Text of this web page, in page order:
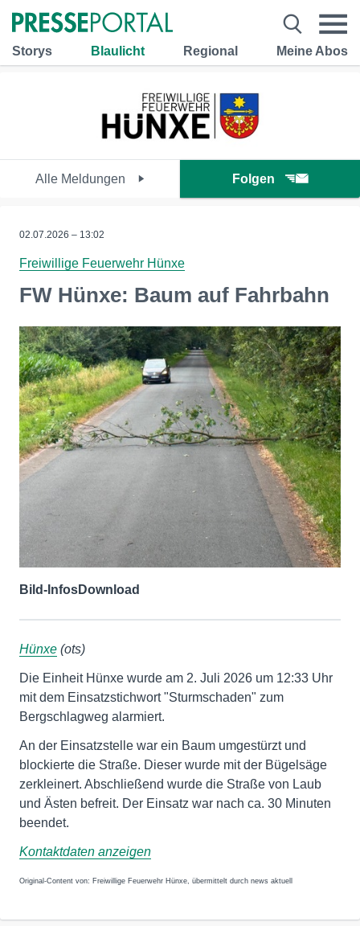
Storys Blaulicht Regional Meine Abos
Alle Meldungen Folgen
02.07.2026 – 13:02
Freiwillige Feuerwehr Hünxe
FW Hünxe: Baum auf Fahrbahn
Bild-InfosDownload
Hünxe (ots)
Die Einheit Hünxe wurde am 2. Juli 2026 um 12:33 Uhr
mit dem Einsatzstichwort "Sturmschaden" zum
Bergschlagweg alarmiert.
An der Einsatzstelle war ein Baum umgestürzt und
blockierte die Straße. Dieser wurde mit der Bügelsäge
zerkleinert. Abschließend wurde die Straße von Laub
und Ästen befreit. Der Einsatz war nach ca. 30 Minuten
beendet.
Kontaktdaten anzeigen
Original-Content von: Freiwillige Feuerwehr Hünxe, übermittelt durch news aktuell